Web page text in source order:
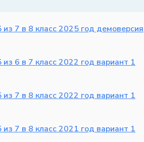
7 в 8 класс 2025 год демоверсия
6 в 7 класс 2022 год вариант 1
7 в 8 класс 2022 год вариант 1
7 в 8 класс 2021 год вариант 1